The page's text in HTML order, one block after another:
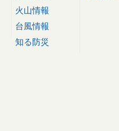
火山情報
台風情報
知る防災